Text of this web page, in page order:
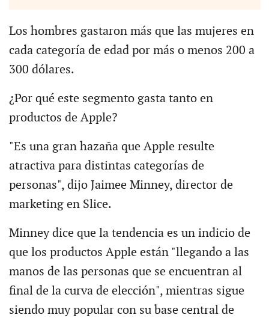
Los hombres gastaron más que las mujeres en
cada categoría de edad por más o menos 200 a
300 dólares.
¿Por qué este segmento gasta tanto en
productos de Apple?
"Es una gran hazaña que Apple resulte
atractiva para distintas categorías de
personas", dijo Jaimee Minney, director de
marketing en Slice.
Minney dice que la tendencia es un indicio de
que los productos Apple están "llegando a las
manos de las personas que se encuentran al
final de la curva de elección", mientras sigue
siendo muy popular con su base central de